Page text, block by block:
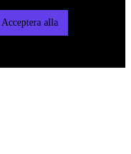
Acceptera alla